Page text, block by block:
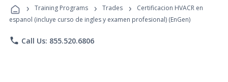
Programs
› Training Programs › Trades ›
Certificacion HVACR en
espanol (incluye curso de ingles y examen profesional) (EnGen)
phone Call Us: 855.520.6806